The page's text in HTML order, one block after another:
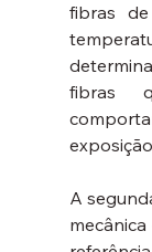
fibras
fibras
A